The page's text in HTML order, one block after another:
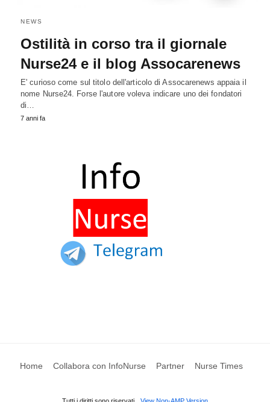
NEWS
Ostilità in corso tra il giornale
Nurse24 e il blog Assocarenews
E' curioso come sul titolo dell'articolo di Assocarenews appaia il
nome Nurse24. Forse l'autore voleva indicare uno dei fondatori
di…
7 anni fa
Home Collabora con InfoNurse Partner Nurse Times